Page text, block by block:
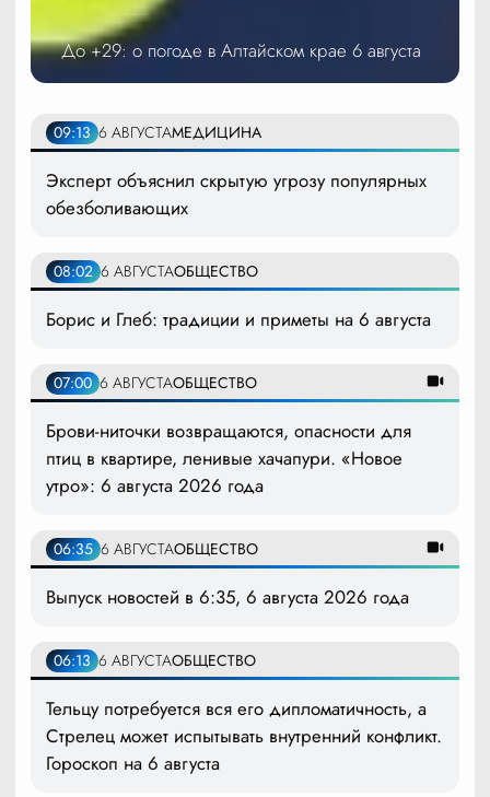
До +29: о погоде в Алтайском крае 6 августа
09:13 6 АВГУСТАМЕДИЦИНА
Эксперт объяснил скрытую угрозу популярных
обезболивающих
08:02 6 АВГУСТАОБЩЕСТВО
Борис и Глеб: традиции и приметы на 6 августа
07:00 6 АВГУСТАОБЩЕСТВО
Брови-ниточки возвращаются, опасности для
птиц в квартире, ленивые хачапури. «Новое
утро»: 6 августа 2026 года
06:35 6 АВГУСТАОБЩЕСТВО
Выпуск новостей в 6:35, 6 августа 2026 года
06:13 6 АВГУСТАОБЩЕСТВО
Тельцу потребуется вся его дипломатичность, а
Стрелец может испытывать внутренний конфликт.
Гороскоп на 6 августа